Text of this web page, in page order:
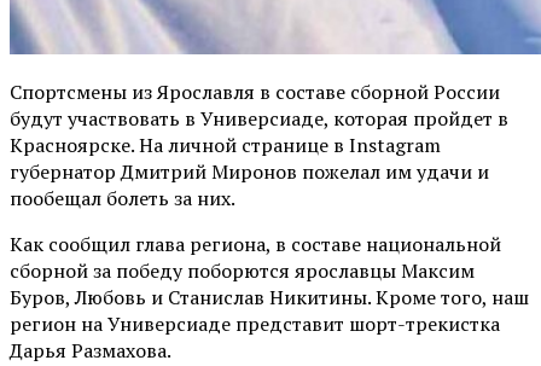
Спортсмены из Ярославля в составе сборной России
будут участвовать в Универсиаде, которая пройдет в
Красноярске. На личной странице в Instagram
губернатор Дмитрий Миронов пожелал им удачи и
пообещал болеть за них.
Как сообщил глава региона, в составе национальной
сборной за победу поборются ярославцы Максим
Буров, Любовь и Станислав Никитины. Кроме того, наш
регион на Универсиаде представит шорт-трекистка
Дарья Размахова.